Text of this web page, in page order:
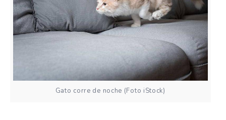
Gato corre de noche (Foto iStock)